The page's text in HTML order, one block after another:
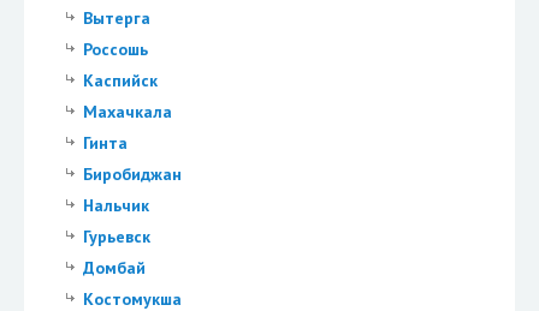
Вытерга
Россошь
Каспийск
Махачкала
Гинта
Биробиджан
Нальчик
Гурьевск
Домбай
Костомукша